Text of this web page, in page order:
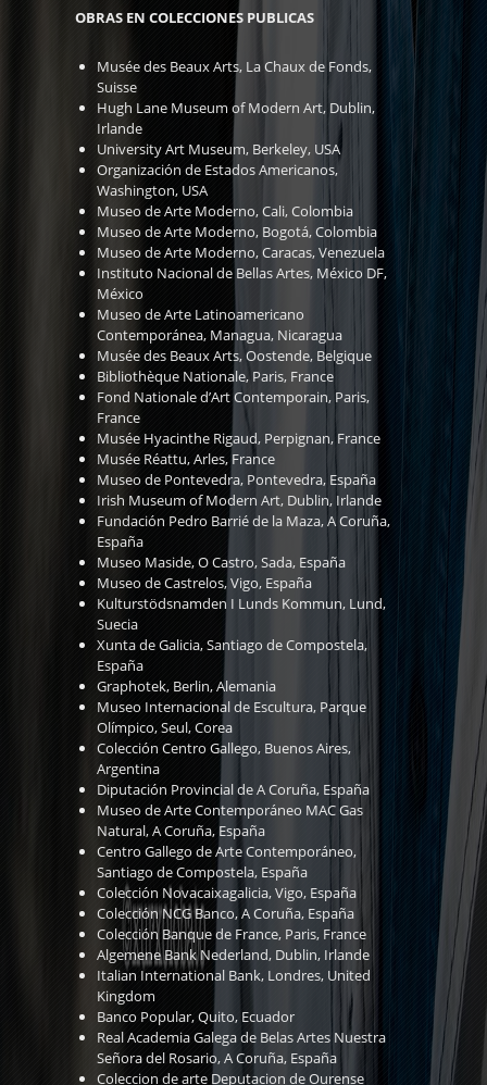
OBRAS EN COLECCIONES PUBLICAS
Musée des Beaux Arts, La Chaux de Fonds,
Suisse
Hugh Lane Museum of Modern Art, Dublin,
Irlande
University Art Museum, Berkeley, USA
Organización de Estados Americanos,
Washington, USA
Museo de Arte Moderno, Cali, Colombia
Museo de Arte Moderno, Bogotá, Colombia
Museo de Arte Moderno, Caracas, Venezuela
Instituto Nacional de Bellas Artes, México DF,
México
Museo de Arte Latinoamericano
Contemporánea, Managua, Nicaragua
Musée des Beaux Arts, Oostende, Belgique
Bibliothèque Nationale, Paris, France
Fond Nationale d’Art Contemporain, Paris,
France
Musée Hyacinthe Rigaud, Perpignan, France
Musée Réattu, Arles, France
Museo de Pontevedra, Pontevedra, España
Irish Museum of Modern Art, Dublin, Irlande
Fundación Pedro Barrié de la Maza, A Coruña,
España
Museo Maside, O Castro, Sada, España
Museo de Castrelos, Vigo, España
Kulturstödsnamden I Lunds Kommun, Lund,
Suecia
Xunta de Galicia, Santiago de Compostela,
España
Graphotek, Berlin, Alemania
Museo Internacional de Escultura, Parque
Olímpico, Seul, Corea
Colección Centro Gallego, Buenos Aires,
Argentina
Diputación Provincial de A Coruña, España
Museo de Arte Contemporáneo MAC Gas
Natural, A Coruña, España
Centro Gallego de Arte Contemporáneo,
Santiago de Compostela, España
Colección Novacaixagalicia, Vigo, España
Colección NCG Banco, A Coruña, España
Colección Banque de France, Paris, France
Algemene Bank Nederland, Dublin, Irlande
Italian International Bank, Londres, United
Kingdom
Banco Popular, Quito, Ecuador
Real Academia Galega de Belas Artes Nuestra
Señora del Rosario, A Coruña, España
Coleccion de arte Deputacion de Ourense